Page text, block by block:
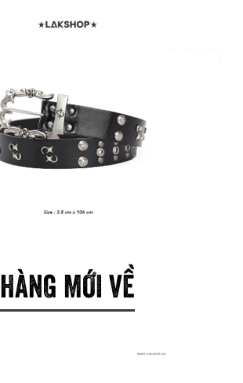
HÀNG MỚI VỀ